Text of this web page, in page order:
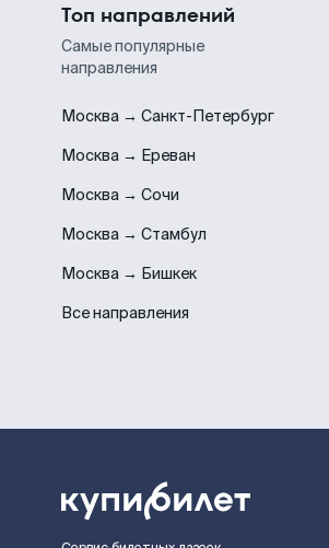
Топ направлений
Самые популярные
направления
Москва → Санкт-Петербург
Москва → Ереван
Москва → Сочи
Москва → Стамбул
Москва → Бишкек
Все направления